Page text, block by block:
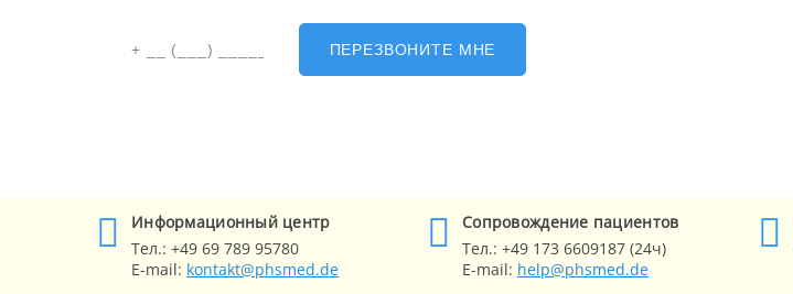
ПЕРЕЗВОНИТЕ МНЕ
Информационный центр
Тел.: +49 69 789 95780
E-mail: kontakt@phsmed.de
Cопровождение пациентов
Тел.: +49 173 6609187 (24ч)
E-mail: help@phsmed.de